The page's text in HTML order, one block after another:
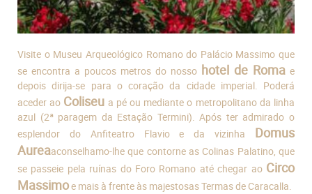
Visite o Museu Arqueológico Romano do Palácio Massimo que
se encontra a poucos metros do nosso hotel de Roma e
depois dirija-se para o coração da cidade imperial. Poderá
aceder ao Coliseu a pé ou mediante o metropolitano da linha
azul (2ª paragem da Estação Termini). Após ter admirado o
esplendor do Anfiteatro Flavio e da vizinha Domus
Aureaaconselhamo-lhe que contorne as Colinas Palatino, que
se passeie pela ruínas do Foro Romano até chegar ao Circo
Massimoe mais à frente às majestosas Termas de Caracalla.